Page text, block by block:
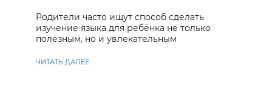
Родители часто ищут способ сделать
изучение языка для ребёнка не только
полезным, но и увлекательным
ЧИТАТЬ ДАЛЕЕ